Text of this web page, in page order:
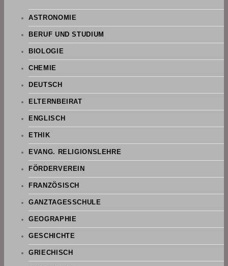
ASTRONOMIE
BERUF UND STUDIUM
BIOLOGIE
CHEMIE
DEUTSCH
ELTERNBEIRAT
ENGLISCH
ETHIK
EVANG. RELIGIONSLEHRE
FÖRDERVEREIN
FRANZÖSISCH
GANZTAGESSCHULE
GEOGRAPHIE
GESCHICHTE
GRIECHISCH